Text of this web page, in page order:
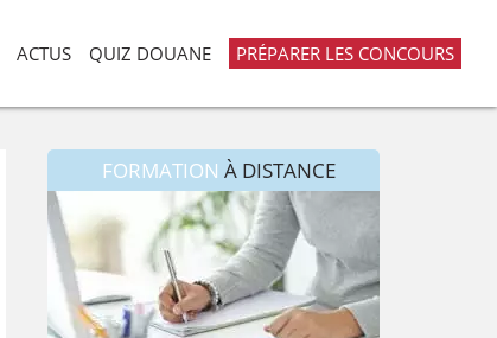
ACTUS QUIZ DOUANE PRÉPARER LES CONCOURS
FORMATION À DISTANCE